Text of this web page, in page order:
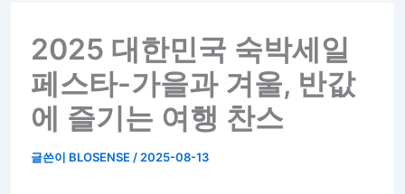
2025 대한민국 숙박세일
페스타-가을과 겨울, 반값
에 즐기는 여행 찬스
글쓴이 BLOSENSE / 2025-08-13